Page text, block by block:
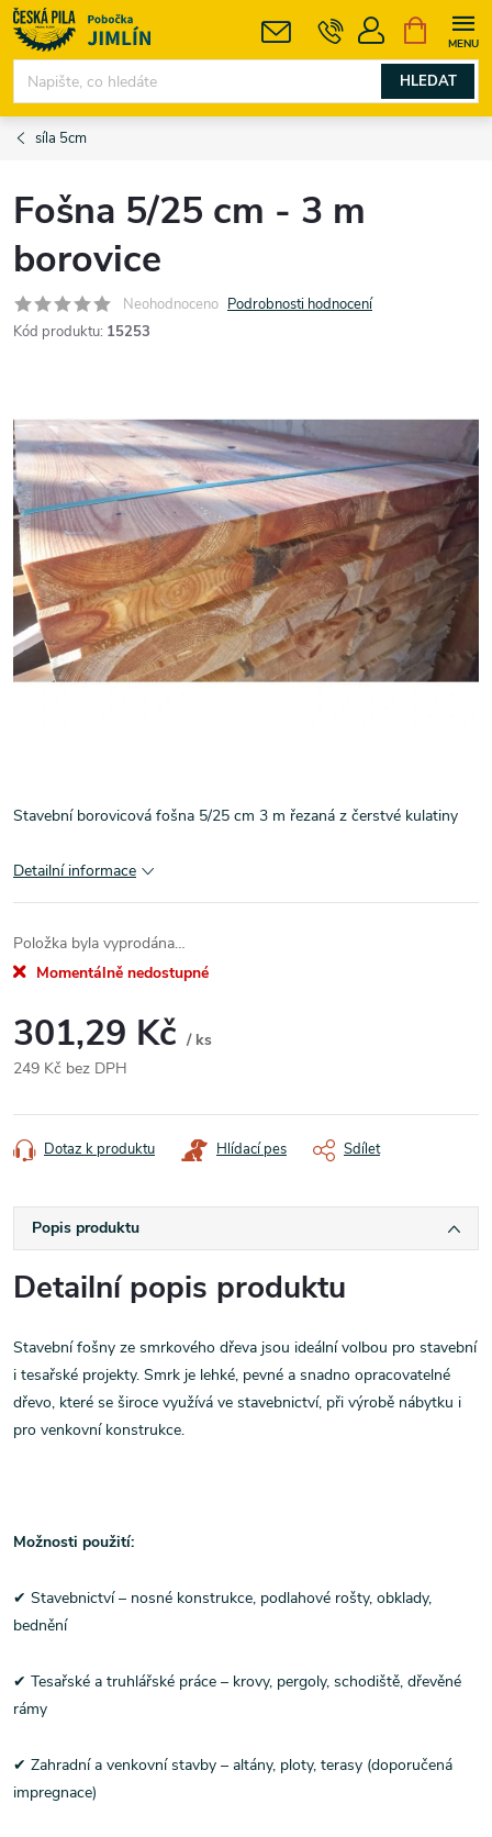
Přejít
na
obsah
HLEDAT
NÁKUPNÍ
KOŠÍK
síla 5cm
Fošna 5/25 cm - 3 m
borovice
Neohodnoceno Podrobnosti hodnocení
Kód produktu: 15253
Stavební borovicová fošna 5/25 cm 3 m řezaná z čerstvé kulatiny
Detailní informace
Položka byla vyprodána…
Momentálně nedostupné
301,29 Kč / ks
249 Kč bez DPH
cena:
Dotaz k produktu Hlídací pes Sdílet
Popis produktu
Detailní popis produktu
Stavební fošny ze smrkového dřeva jsou ideální volbou pro stavební
i tesařské projekty. Smrk je lehké, pevné a snadno opracovatelné
dřevo, které se široce využívá ve stavebnictví, při výrobě nábytku i
pro venkovní konstrukce.
Možnosti použití:
✔ Stavebnictví – nosné konstrukce, podlahové rošty, obklady,
bednění
✔ Tesařské a truhlářské práce – krovy, pergoly, schodiště, dřevěné
rámy
✔ Zahradní a venkovní stavby – altány, ploty, terasy (doporučená
impregnace)